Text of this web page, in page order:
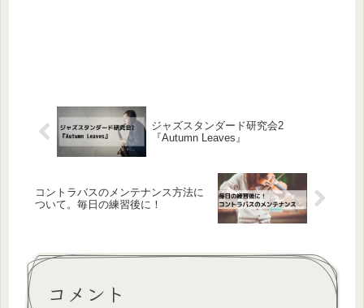
ジャズスタンダード研究会2
『Autumn Leaves』
コントラバスのメンテナンス方法に
ついて。毎日の練習後に！
コメント